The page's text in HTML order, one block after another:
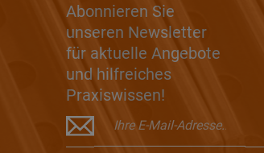
Abonnieren Sie
unseren Newsletter
für aktuelle Angebote
und hilfreiches
Praxiswissen!